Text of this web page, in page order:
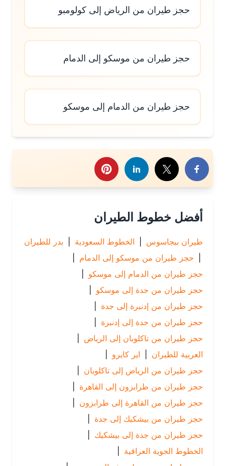
حجز طيران من الرياض إلى كولومبو
حجز طيران من موسكو إلى الدمام
حجز طيران من الدمام إلى موسكو
هذا الموضوع
أفضل خطوط الطيران
طيران بيجاسوس | الخطوط السعودية | بدر للطيران
حجز طيران من موسكو إلى الدمام
|
حجز طيران من الدمام إلى موسكو |
حجز طيران من جدة إلى موسكو |
حجز طيران من إدنبرة إلى جدة
حجز طيران من جدة إلى إدنبرة |
حجز طيران من تاكلوبان إلى الرياض
|
العربية للطيران | اير كايرو
|
حجز طيران من الرياض إلى تاكلوبان |
حجز طيران من طرابزون إلى القاهرة |
حجز طيران من القاهرة إلى طرابزون |
حجز طيران من بيشكيك إلى جدة
حجز طيران من جدة إلى بيشكيك |
الخطوط الجوية العراقية